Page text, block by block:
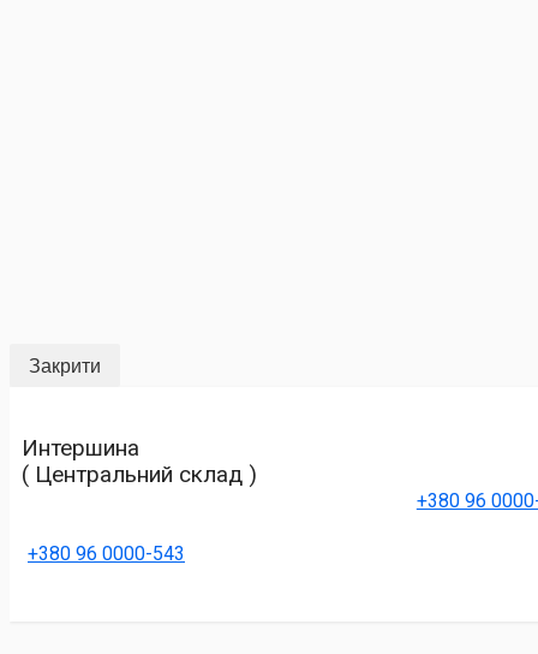
Закрити
Интершина
( Центральний склад )
+380 96 0000-543
+380 96